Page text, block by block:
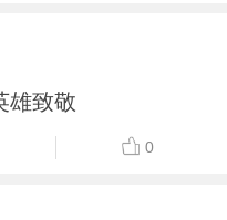
雄致敬
0